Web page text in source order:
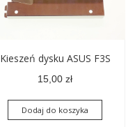
Kieszeń dysku ASUS F3S
15,00zł
Dodaj do koszyka